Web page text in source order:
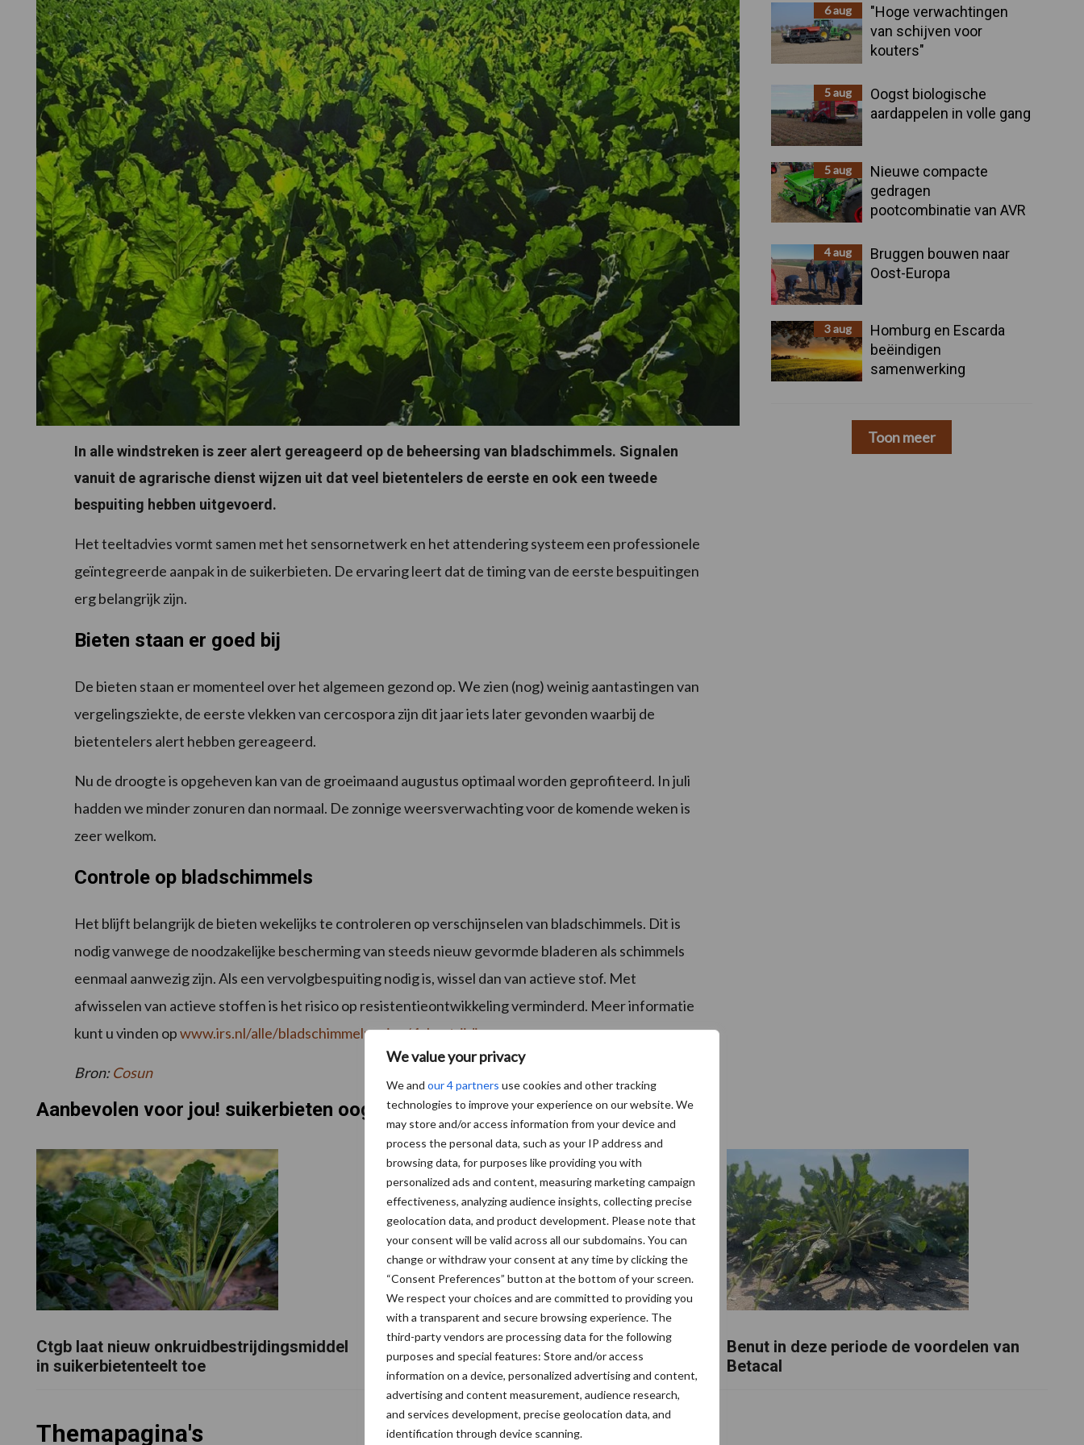
We value your privacy
We and our 4 partners use cookies and other tracking
technologies to improve your experience on our website. We
may store and/or access information from your device and
process the personal data, such as your IP address and
browsing data, for purposes like providing you with
personalized ads and content, measuring marketing campaign
effectiveness, analyzing audience insights, collecting precise
geolocation data, and product development. Please note that
your consent will be valid across all our subdomains. You can
change or withdraw your consent at any time by clicking the
“Consent Preferences” button at the bottom of your screen.
We respect your choices and are committed to providing you
with a transparent and secure browsing experience. The
third-party vendors are processing data for the following
purposes and special features: Store and/or access
information on a device, personalized advertising and content,
advertising and content measurement, audience research,
and services development, precise geolocation data, and
identification through device scanning.
In alle windstreken is zeer alert gereageerd op de beheersing van bladschimmels. Signalen
vanuit de agrarische dienst wijzen uit dat veel bietentelers de eerste en ook een tweede
bespuiting hebben uitgevoerd.
Het teeltadvies vormt samen met het sensornetwerk en het attendering systeem een professionele
geïntegreerde aanpak in de suikerbieten. De ervaring leert dat de timing van de eerste bespuitingen
erg belangrijk zijn.
Bieten staan er goed bij
De bieten staan er momenteel over het algemeen gezond op. We zien (nog) weinig aantastingen van
vergelingsziekte, de eerste vlekken van cercospora zijn dit jaar iets later gevonden waarbij de
bietentelers alert hebben gereageerd.
Nu de droogte is opgeheven kan van de groeimaand augustus optimaal worden geprofiteerd. In juli
hadden we minder zonuren dan normaal. De zonnige weersverwachting voor de komende weken is
zeer welkom.
Controle op bladschimmels
Het blijft belangrijk de bieten wekelijks te controleren op verschijnselen van bladschimmels. Dit is
nodig vanwege de noodzakelijke bescherming van steeds nieuw gevormde bladeren als schimmels
eenmaal aanwezig zijn. Als een vervolgbespuiting nodig is, wissel dan van actieve stof. Met
afwisselen van actieve stoffen is het risico op resistentieontwikkeling verminderd. Meer informatie
kunt u vinden opwww.irs.nl/alle/bladschimmelpagina/4.-bestrijding
Bron:Cosun
Sidebar6 aug
"Hoge verwachtingen
van schijven voor
kouters"
5 aug
Oogst biologische
aardappelen in volle gang
5 aug
Nieuwe compacte
gedragen
pootcombinatie van AVR
4 aug
Bruggen bouwen naar
Oost-Europa
3 aug
Homburg en Escarda
beëindigen
samenwerking
Toon meer
Aanbevolen voor jou! suikerbieten oogsten
Ctgb laat nieuw onkruidbestrijdingsmiddel
in suikerbietenteelt toe
Check op rhizomaniesymptomen in de
suikerbieten
Benut in deze periode de voordelen van
Betacal
Themapagina's